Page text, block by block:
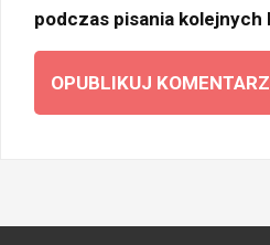
podczas pisania kolejnych